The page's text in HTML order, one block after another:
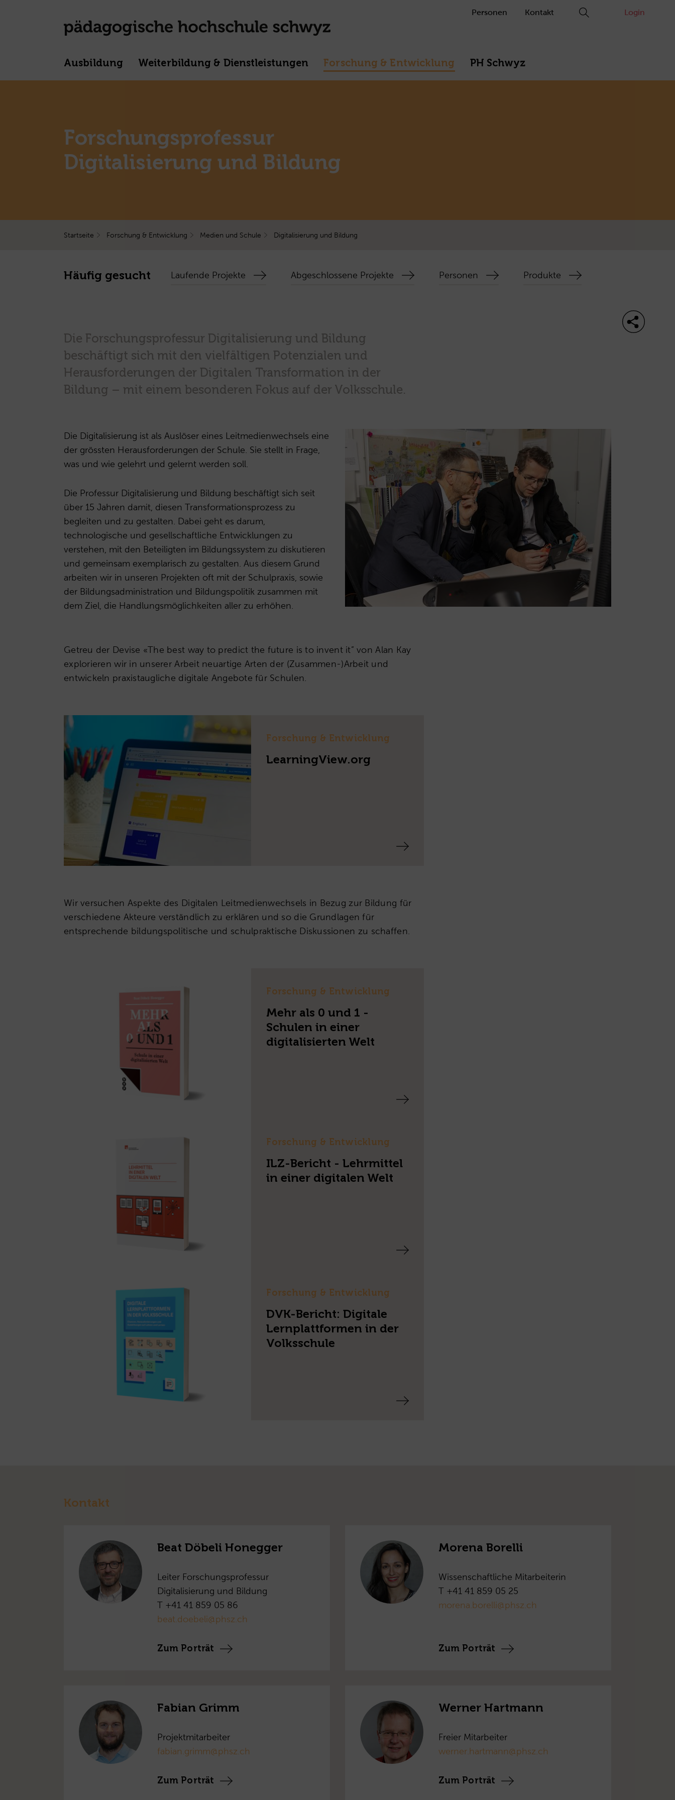
Personen Kontakt Login
Ausbildung Weiterbildung & Dienstleistungen Forschung & Entwicklung PH Schwyz
Forschungsprofessur
Digitalisierung und Bildung
Startseite Forschung & Entwicklung Medien und Schule Digitalisierung und Bildung
Häufig gesucht Laufende Projekte Abgeschlossene Projekte Personen Produkte
Die Forschungsprofessur Digitalisierung und Bildung
beschäftigt sich mit den vielfältigen Potenzialen und
Herausforderungen der Digitalen Transformation in der
Bildung – mit einem besonderen Fokus auf der Volksschule.
Die Digitalisierung ist als Auslöser eines Leitmedienwechsels eine
der grössten Herausforderungen der Schule. Sie stellt in Frage,
was und wie gelehrt und gelernt werden soll.
Die Professur Digitalisierung und Bildung beschäftigt sich seit
über 15 Jahren damit, diesen Transformationsprozess zu
begleiten und zu gestalten. Dabei geht es darum,
technologische und gesellschaftliche Entwicklungen zu
verstehen, mit den Beteiligten im Bildungssystem zu diskutieren
und gemeinsam exemplarisch zu gestalten. Aus diesem Grund
arbeiten wir in unseren Projekten oft mit der Schulpraxis, sowie
der Bildungsadministration und Bildungspolitik zusammen mit
dem Ziel, die Handlungsmöglichkeiten aller zu erhöhen.
Getreu der Devise «The best way to predict the future is to invent it” von Alan Kay
explorieren wir in unserer Arbeit neuartige Arten der (Zusammen-)Arbeit und
entwickeln praxistaugliche digitale Angebote für Schulen.
Forschung & Entwicklung
LearningView.org
Wir versuchen Aspekte des Digitalen Leitmedienwechsels in Bezug zur Bildung für
verschiedene Akteure verständlich zu erklären und so die Grundlagen für
entsprechende bildungspolitische und schulpraktische Diskussionen zu schaffen.
Forschung & Entwicklung
Mehr als 0 und 1 -
Schulen in einer
digitalisierten Welt
Forschung & Entwicklung
ILZ-Bericht - Lehrmittel
in einer digitalen Welt
Forschung & Entwicklung
DVK-Bericht: Digitale
Lernplattformen in der
Volksschule
Kontakt
Beat Döbeli Honegger
Leiter Forschungsprofessur
Digitalisierung und Bildung
T +41 41 859 05 86
beat.doebeli@phsz.ch
Zum Porträt
Morena Borelli
Wissenschaftliche Mitarbeiterin
T +41 41 859 05 25
morena.borelli@phsz.ch
Zum Porträt
Fabian Grimm
Projektmitarbeiter
fabian.grimm@phsz.ch
Zum Porträt
Werner Hartmann
Freier Mitarbeiter
werner.hartmann@phsz.ch
Zum Porträt